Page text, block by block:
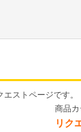
ストページです。
商品
リク